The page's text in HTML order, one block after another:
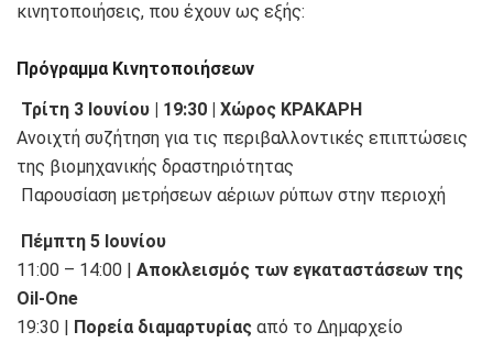
κινητοποιήσεις, που έχουν ως εξής:
Πρόγραμμα Κινητοποιήσεων
Τρίτη 3 Ιουνίου | 19:30 | Χώρος ΚΡΑΚΑΡΗ
Ανοιχτή συζήτηση για τις περιβαλλοντικές επιπτώσεις
της βιομηχανικής δραστηριότητας
Παρουσίαση μετρήσεων αέριων ρύπων στην περιοχή
Πέμπτη 5 Ιουνίου
11:00 – 14:00 | Αποκλεισμός των εγκαταστάσεων της
Oil-One
19:30 | Πορεία διαμαρτυρίας από το Δημαρχείο